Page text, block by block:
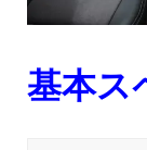
基本ス